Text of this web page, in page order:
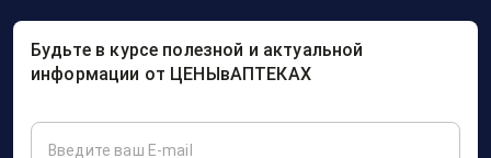
Будьте в курсе полезной и актуальной
информации от ЦЕНЫвАПТЕКАХ